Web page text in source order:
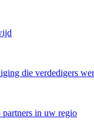
die verdedigers
in uw regio